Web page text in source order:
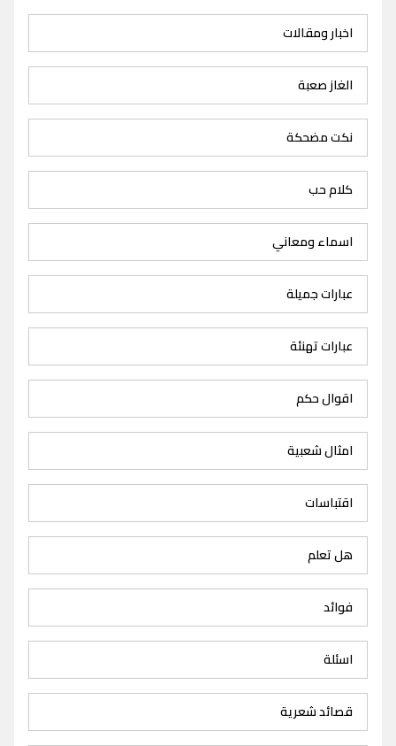
اخبار ومقالات
الغاز صعبة
نكت مضحكة
كلام حب
اسماء ومعاني
عبارات جميلة
عبارات تهنئة
اقوال حكم
امثال شعبية
اقتباسات
هل تعلم
فوائد
اسئلة
قصائد شعرية